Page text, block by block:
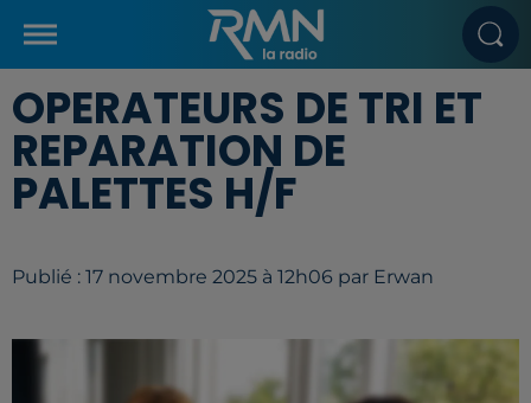
OPERATEURS DE TRI ET
REPARATION DE
PALETTES H/F
Publié : 17 novembre 2025 à 12h06 par Erwan